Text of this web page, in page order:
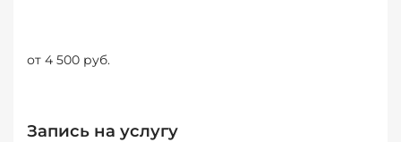
от 4 500 руб.
Запись на услугу